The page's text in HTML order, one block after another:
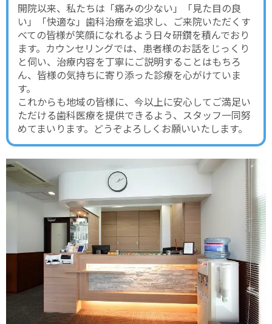
開院以来、私たちは「痛みの少ない」「見た目の良
い」「快適な」歯科治療を追求し、ご来院いただくす
べての皆様が笑顔になれるよう日々研鑽を積んでおり
ます。カウンセリングでは、患者様のお話をじっくり
と伺い、治療内容を丁寧にご説明することはもちろ
ん、皆様の気持ちに寄り添った診療を心がけていま
す。
これからも地域の皆様に、今以上に安心してご満足い
ただける歯科医療を提供できるよう、スタッフ一同努
めてまいります。どうぞよろしくお願いいたします。